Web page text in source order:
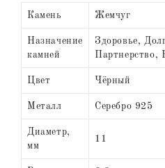
Камень Жемчуг
Назначение
камней
Здоровье,
Партнерство,
Цвет Чёрный
Металл Серебро 925
Диаметр,
мм
11